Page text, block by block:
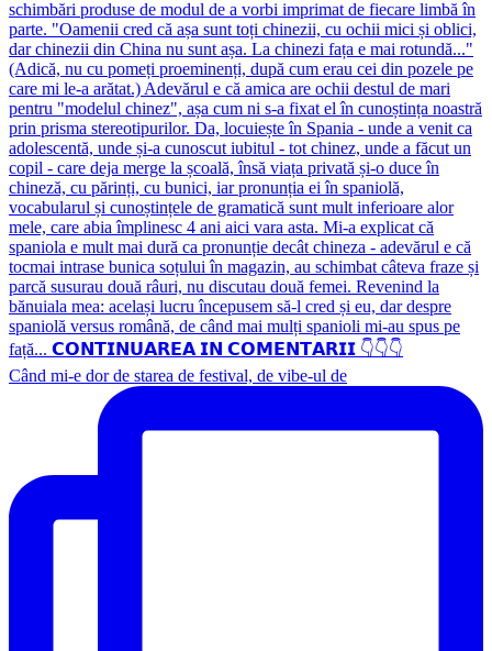
Când mi-e dor de starea de festival, de vibe-ul de